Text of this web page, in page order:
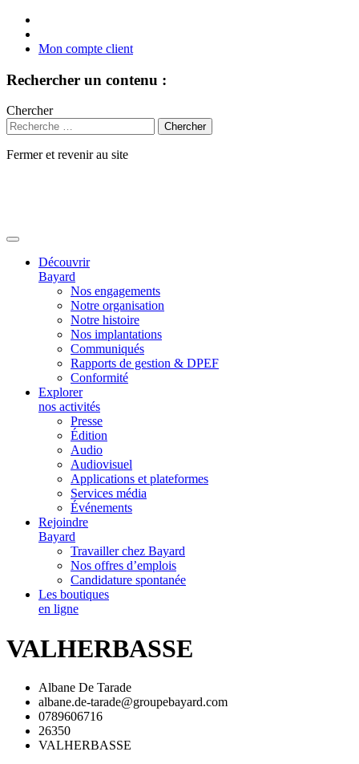
Mon compte client
Rechercher un contenu :
Chercher
Fermer et revenir au site
Découvrir
Bayard
Nos engagements
Notre organisation
Notre histoire
Nos implantations
Communiqués
Rapports de gestion & DPEF
Conformité
Explorer
nos activités
Presse
Édition
Audio
Audiovisuel
Applications et plateformes
Services média
Événements
Rejoindre
Bayard
Travailler chez Bayard
Nos offres d’emplois
Candidature spontanée
Les boutiques
en ligne
VALHERBASSE
Albane De Tarade
albane.de-tarade@groupebayard.com
0789606716
26350
VALHERBASSE